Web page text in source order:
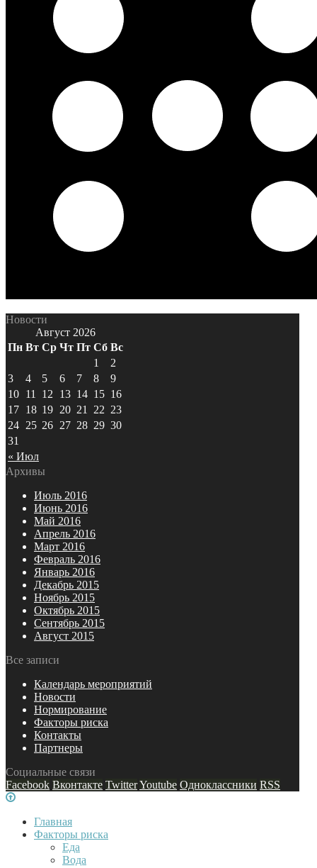
Новости
Август 2026
Пн Вт Ср Чт Пт Сб Вс
« Июл
1
2
3
4 5 6 7 8
9
10 11 12 13 14 15 16
17 18 19 20 21 22 23
24 25 26 27 28 29 30
31
Архивы
Июль 2016
Июнь 2016
Май 2016
Апрель 2016
Март 2016
Февраль 2016
Январь 2016
Декабрь 2015
Ноябрь 2015
Октябрь 2015
Сентябрь 2015
Август 2015
Все записи
Календарь мероприятий
Новости
Нормирование
Факторы риска
Контакты
Партнеры
Социальные связи
Facebook Вконтакте TwitterYoutube Одноклассники RSS
Главная
Факторы риска
Еда
Вода